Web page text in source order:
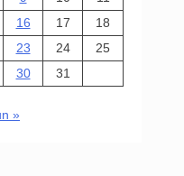
16 17
18
23 24
25
30 31
»